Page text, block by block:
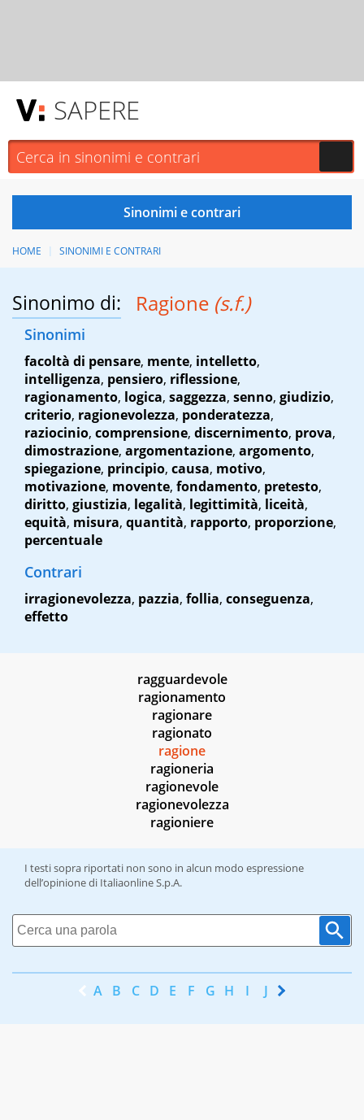
SAPERE
HOME SINONIMI E CONTRARI
Sinonimo di: Ragione (s.f.)
Sinonimi
facoltà di pensare, mente, intelletto,
intelligenza, pensiero, riflessione,
ragionamento, logica, saggezza, senno, giudizio,
criterio, ragionevolezza, ponderatezza,
raziocinio, comprensione, discernimento, prova,
dimostrazione, argomentazione, argomento,
spiegazione, principio, causa, motivo,
motivazione, movente, fondamento, pretesto,
diritto, giustizia, legalità, legittimità, liceità,
equità, misura, quantità, rapporto, proporzione,
percentuale
Contrari
irragionevolezza, pazzia, follia, conseguenza,
effetto
ragguardevole
ragionamento
ragionare
ragionato
ragione
ragioneria
ragionevole
ragionevolezza
ragioniere
I testi sopra riportati non sono in alcun modo espressione
dell’opinione di Italiaonline S.p.A.
A B C D E F G H I J K